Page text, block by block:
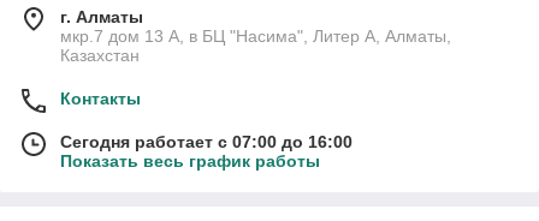
г. Алматы
мкр.7 дом 13 А, в БЦ "Насима", Литер А, Алматы,
Казахстан
Контакты
Сегодня работает с 07:00 до 16:00
Показать весь график работы